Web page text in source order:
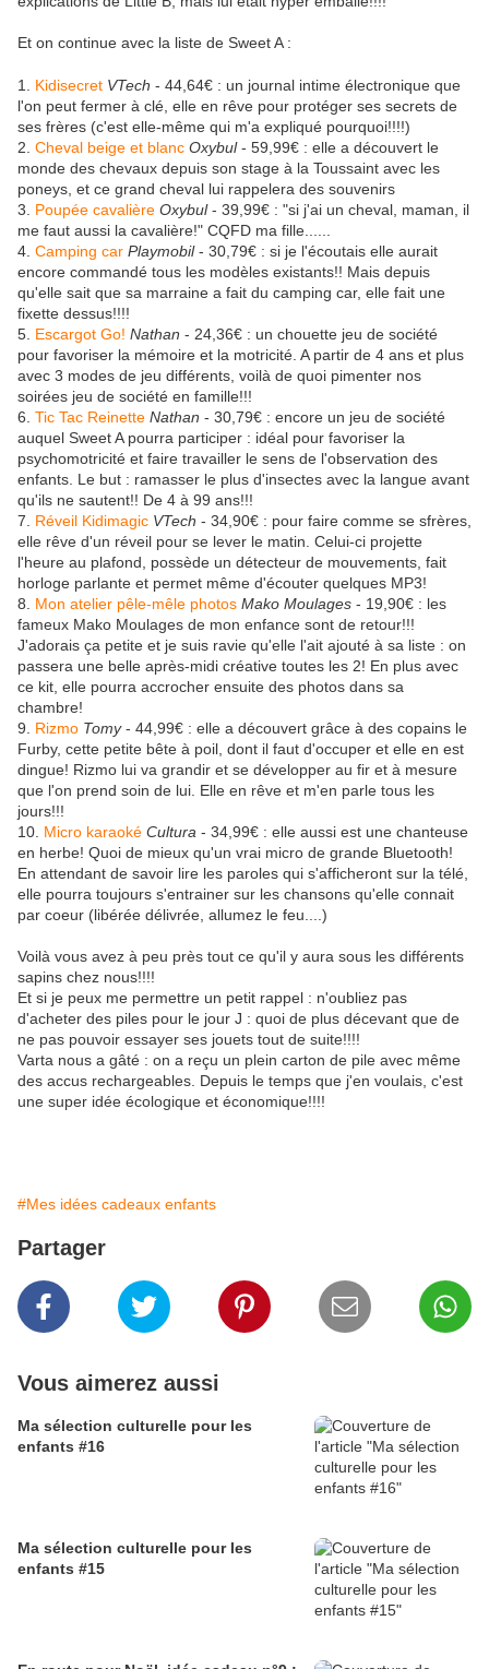
Et on continue avec la liste de Sweet A :
1. Kidisecret VTech - 44,64€ : un journal intime électronique que
l'on peut fermer à clé, elle en rêve pour protéger ses secrets de
ses frères (c'est elle-même qui m'a expliqué pourquoi!!!!)
2. Cheval beige et blanc Oxybul- 59,99€ : elle a découvert le
monde des chevaux depuis son stage à la Toussaint avec les
poneys, et ce grand cheval lui rappelera des souvenirs
3. Poupée cavalière Oxybul- 39,99€ : "si j'ai un cheval, maman, il
me faut aussi la cavalière!" CQFD ma fille......
4. Camping car Playmobil- 30,79€ : si je l'écoutais elle aurait
encore commandé tous les modèles existants!! Mais depuis
qu'elle sait que sa marraine a fait du camping car, elle fait une
fixette dessus!!!!
5. Escargot Go! Nathan - 24,36€ : un chouette jeu de société
pour favoriser la mémoire et la motricité. A partir de 4 ans et plus
avec 3 modes de jeu différents, voilà de quoi pimenter nos
soirées jeu de société en famille!!!
6. Tic Tac Reinette Nathan - 30,79€ : encore un jeu de société
auquel Sweet A pourra participer : idéal pour favoriser la
psychomotricité et faire travailler le sens de l'observation des
enfants. Le but : ramasser le plus d'insectes avec la langue avant
qu'ils ne sautent!! De 4 à 99 ans!!!
7. Réveil Kidimagic VTech - 34,90€ : pour faire comme se sfrères,
elle rêve d'un réveil pour se lever le matin. Celui-ci projette
l'heure au plafond, possède un détecteur de mouvements, fait
horloge parlante et permet même d'écouter quelques MP3!
8. Mon atelier pêle-mêle photos Mako Moulages - 19,90€ : les
fameux Mako Moulages de mon enfance sont de retour!!!
J'adorais ça petite et je suis ravie qu'elle l'ait ajouté à sa liste : on
passera une belle après-midi créative toutes les 2! En plus avec
ce kit, elle pourra accrocher ensuite des photos dans sa
chambre!
9. Rizmo Tomy- 44,99€ : elle a découvert grâce à des copains le
Furby, cette petite bête à poil, dont il faut d'occuper et elle en est
dingue! Rizmo lui va grandir et se développer au fir et à mesure
que l'on prend soin de lui. Elle en rêve et m'en parle tous les
jours!!!
10. Micro karaoké Cultura - 34,99€ : elle aussi est une chanteuse
en herbe! Quoi de mieux qu'un vrai micro de grande Bluetooth!
En attendant de savoir lire les paroles qui s'afficheront sur la télé,
elle pourra toujours s'entrainer sur les chansons qu'elle connait
par coeur (libérée délivrée, allumez le feu....)
Voilà vous avez à peu près tout ce qu'il y aura sous les différents
sapins chez nous!!!!
Et si je peux me permettre un petit rappel : n'oubliez pas
d'acheter des piles pour le jour J : quoi de plus décevant que de
ne pas pouvoir essayer ses jouets tout de suite!!!!
Varta nous a gâté : on a reçu un plein carton de pile avec même
des accus rechargeables. Depuis le temps que j'en voulais, c'est
une super idée écologique et économique!!!!
#Mes idées cadeaux enfants
Partager
Vous aimerez aussi
Ma sélection culturelle pour les
enfants #16
Ma sélection culturelle pour les
enfants #15